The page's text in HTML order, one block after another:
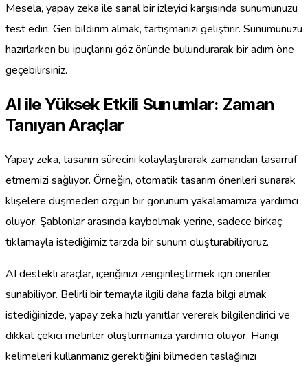
Mesela, yapay zeka ile sanal bir izleyici karşısında sunumunuzu
test edin. Geri bildirim almak, tartışmanızı geliştirir. Sunumunuzu
hazırlarken bu ipuçlarını göz önünde bulundurarak bir adım öne
geçebilirsiniz.
AI ile Yüksek Etkili Sunumlar: Zaman
Tanıyan Araçlar
Yapay zeka, tasarım sürecini kolaylaştırarak zamandan tasarruf
etmemizi sağlıyor. Örneğin, otomatik tasarım önerileri sunarak
klişelere düşmeden özgün bir görünüm yakalamamıza yardımcı
oluyor. Şablonlar arasında kaybolmak yerine, sadece birkaç
tıklamayla istediğimiz tarzda bir sunum oluşturabiliyoruz.
AI destekli araçlar, içeriğinizi zenginleştirmek için öneriler
sunabiliyor. Belirli bir temayla ilgili daha fazla bilgi almak
istediğinizde, yapay zeka hızlı yanıtlar vererek bilgilendirici ve
dikkat çekici metinler oluşturmanıza yardımcı oluyor. Hangi
kelimeleri kullanmanız gerektiğini bilmeden taslağınızı